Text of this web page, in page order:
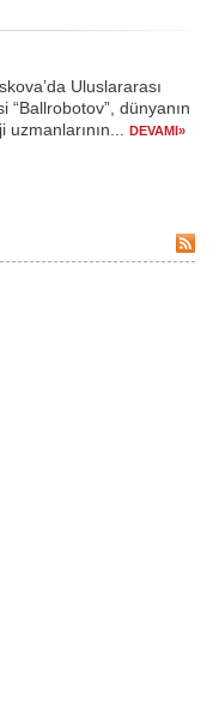
Uluslararası
“Ballrobotov”, dünyanın
DEVAMI»